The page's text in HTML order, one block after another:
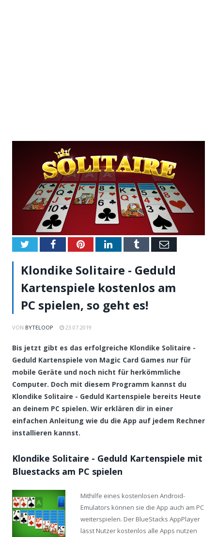
TwitterFacebookPinterestLinkedInTumblrEmail
Klondike Solitaire - Geduld
Kartenspiele kostenlos am
PC spielen, so geht es!
VON BYTELOOP 23.07.2019
Bis jetzt gibt es das erfolgreiche Klondike Solitaire -
Geduld Kartenspiele von Magic Card Games nur für
mobile Geräte und noch nicht für herkömmliche
Computer. Doch mit diesem Programm kannst du
Klondike Solitaire - Geduld Kartenspiele bereits Heute
an deinem PC spielen. Wir erklären dir in einer
einfachen Anleitung wie du die App auf jedem Rechner
installieren kannst.
Klondike Solitaire - Geduld Kartenspiele mit
Bluestacks am PC spielen
Mithilfe eines kostenlosen Android-
Emulators können sie die App auch am PC
weiterspielen. Der BlueStacks AppPlayer
lässt Nutzer kostenlos alle Apps nutzen